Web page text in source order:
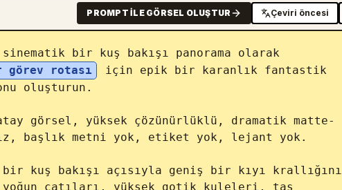
PROMPT ILE GÖRSEL OLUŞTUR Çeviri öncesi
bir kuş bakışı panorama olarak
rotası
için epik bir karanlık fantastik
oluşturun.
görsel, yüksek çözünürlüklü, dramatik matte-
başlık metni yok, etiket yok, lejant yok.
bir kuş bakışı açısıyla geniş bir kıyı krallığını
çatıları, yüksek gotik kuleleri, taş